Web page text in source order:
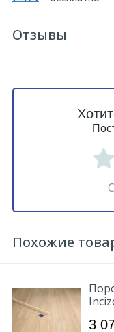
Отзывы
Похожие
3